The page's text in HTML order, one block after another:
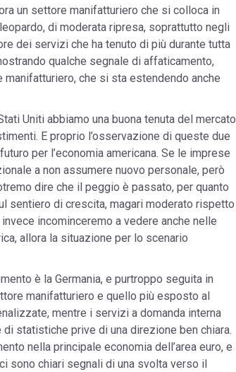
un settore manifatturiero che si colloca in
di moderata ripresa, soprattutto negli
dei servizi che ha tenuto di più durante tutta
qualche segnale di affaticamento,
che si sta estendendo anche
Uniti abbiamo una buona tenuta del mercato
E proprio l’osservazione di queste due
per l’economia americana. Se le imprese
a non assumere nuovo personale, però
dire che il peggio è passato, per quanto
sentiero di crescita, magari moderato rispetto
incominceremo a vedere anche nelle
allora la situazione per lo scenario
è la Germania, e purtroppo seguita in
manifatturiero e quello più esposto al
mentre i servizi a domanda interna
statistiche prive di una direzione ben chiara.
nella principale economia dell’area euro, e
sono chiari segnali di una svolta verso il